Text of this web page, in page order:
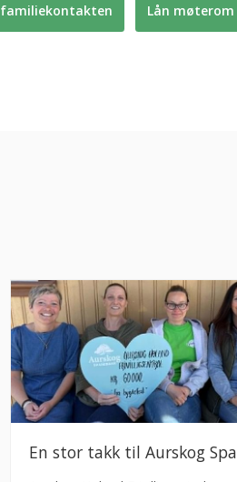
Lån møterom
En stor takk til Aurskog